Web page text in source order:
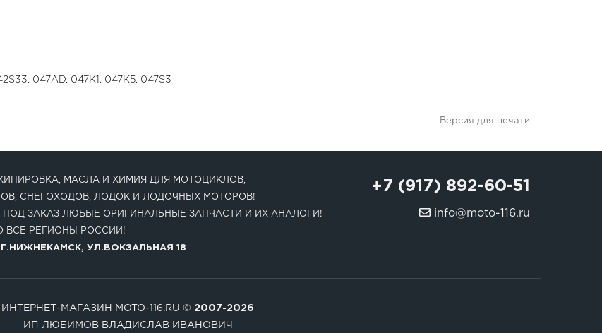
047AD, 047K1, 047K5, 047S3
Версия для печати
МАСЛА И ХИМИЯ ДЛЯ МОТОЦИКЛОВ,
СНЕГОХОДОВ, ЛОДОК И ЛОДОЧНЫХ МОТОРОВ!
ПОД ЗАКАЗ ЛЮБЫЕ ОРИГИНАЛЬНЫЕ ЗАПЧАСТИ И ИХ АНАЛОГИ!
ВСЕ РЕГИОНЫ РОССИИ!
УЛ.ВОКЗАЛЬНАЯ 18
+7 (917) 892-60-51
info@moto-116.ru
ИНТЕРНЕТ-МАГАЗИН MOTO-116.RU © 2007-2026
ИП ЛЮБИМОВ ВЛАДИСЛАВ ИВАНОВИЧ